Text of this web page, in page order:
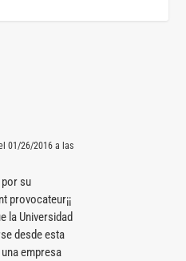
01/26/2016 a las
su
provocateur¡¡
la Universidad
desde esta
empresa